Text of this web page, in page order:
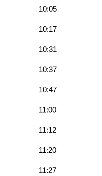
10:05
10:17
10:31
10:37
10:47
11:00
11:12
11:20
11:27